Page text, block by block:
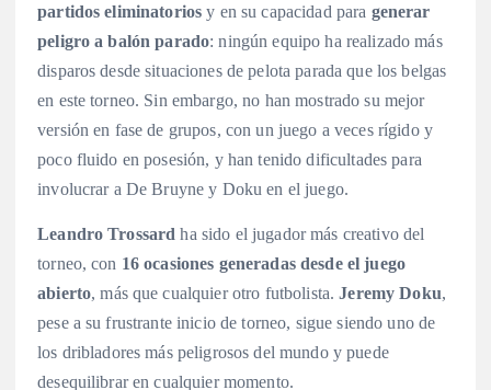
partidos eliminatorios y en su capacidad para generar
peligro a balón parado: ningún equipo ha realizado más
disparos desde situaciones de pelota parada que los belgas
en este torneo. Sin embargo, no han mostrado su mejor
versión en fase de grupos, con un juego a veces rígido y
poco fluido en posesión, y han tenido dificultades para
involucrar a De Bruyne y Doku en el juego.
Leandro Trossard ha sido el jugador más creativo del
torneo, con 16 ocasiones generadas desde el juego
abierto, más que cualquier otro futbolista.Jeremy Doku,
pese a su frustrante inicio de torneo, sigue siendo uno de
los dribladores más peligrosos del mundo y puede
desequilibrar en cualquier momento.